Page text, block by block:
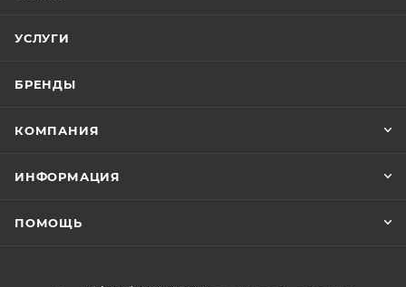
УСЛУГИ
БРЕНДЫ
КОМПАНИЯ
ИНФОРМАЦИЯ
ПОМОЩЬ